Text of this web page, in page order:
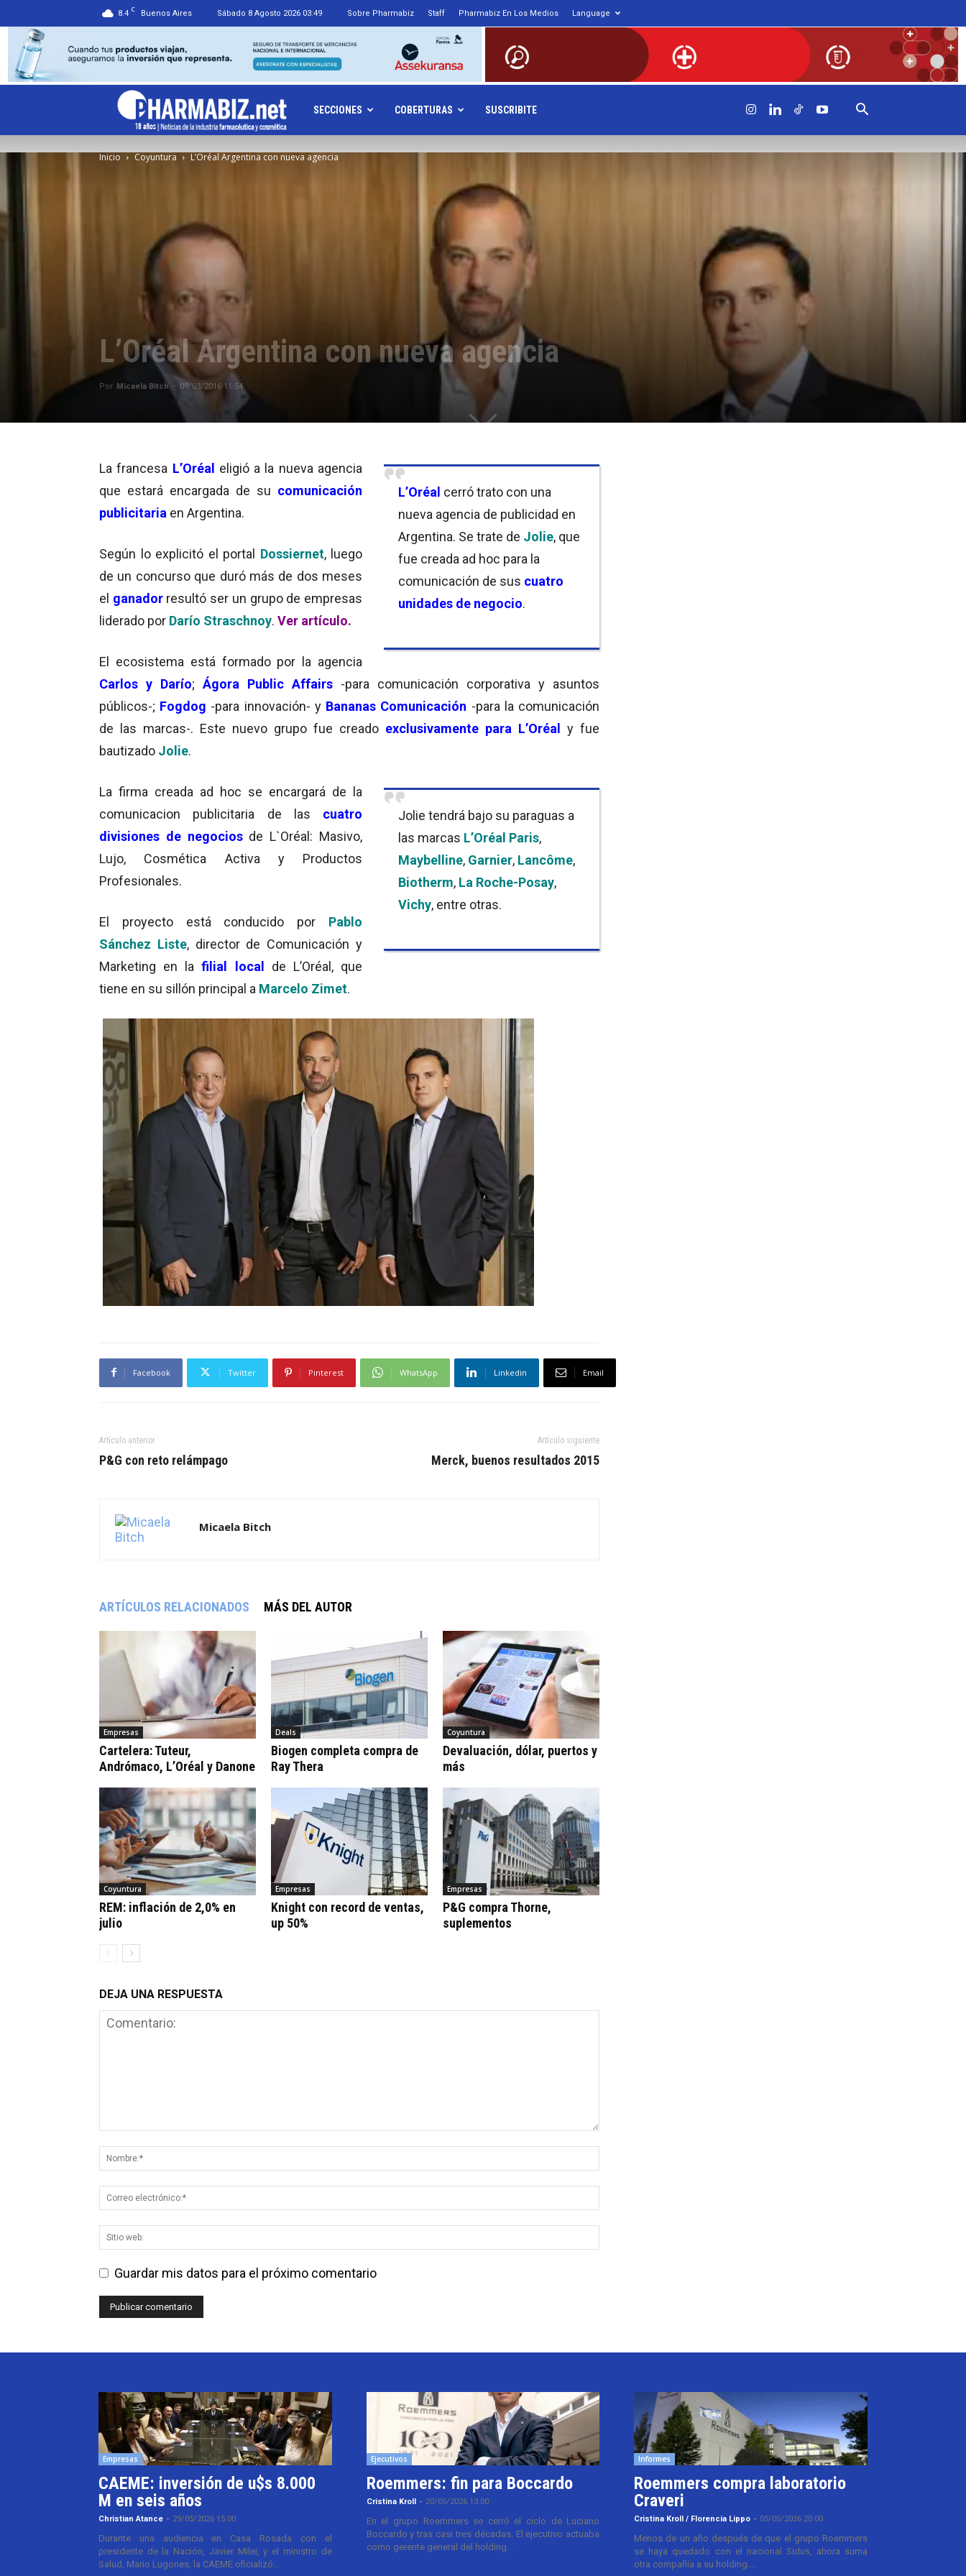
8.4 C Buenos Aires Sábado 8 Agosto 2026 03:49 Sobre Pharmabiz Staff Pharmabiz En Los Medios Language
Pharmabiz.NET
SECCIONES COBERTURAS SUSCRIBITE
Inicio Coyuntura L’Oréal Argentina con nueva agencia
L’Oréal Argentina con nueva agencia
Por Micaela Bitch - 09/03/2016 11:54
L’Oréal cerró trato con una
nueva agencia de publicidad en
Argentina. Se trate de Jolie, que
fue creada ad hoc para la
comunicación de sus cuatro
unidades de negocio.
La francesa L’Oréal eligió a la nueva agencia
que estará encargada de su comunicación
publicitaria en Argentina.
Según lo explicitó el portal Dossiernet, luego
de un concurso que duró más de dos meses
el ganadorresultó ser un grupo de empresas
liderado por Darío Straschnoy. Ver artículo.
El ecosistema está formado por la agencia
Carlos y Darío; Ágora Public Affairs -para comunicación corporativa y asuntos
públicos-; Fogdog -para innovación- y Bananas Comunicación -para la comunicación
de las marcas-. Este nuevo grupo fue creado exclusivamente para L’Oréal y fue
bautizado Jolie.
Jolie tendrá bajo su paraguas a
las marcas L’Oréal Paris,
Maybelline, Garnier, Lancôme,
Biotherm, La Roche-Posay,
Vichy, entre otras.
La firma creada ad hoc se encargará de la
comunicacion publicitaria de las cuatro
divisiones de negociosde L`Oréal: Masivo,
Lujo, Cosmética Activa y Productos
Profesionales.
El proyecto está conducido por Pablo
Sánchez Liste, director de Comunicación y
Marketing en lafilial local de L’Oréal, que
tiene en su sillón principal a Marcelo Zimet.
Facebook Twitter Pinterest WhatsApp Linkedin Email
Artículo anterior
P&G con reto relámpago
Artículo siguiente
Merck, buenos resultados 2015
Micaela Bitch
ARTÍCULOS RELACIONADOS MÁS DEL AUTOR
Empresas
Cartelera: Tuteur,
Andrómaco, L’Oréal y Danone
Deals
Biogen completa compra de
Ray Thera
Coyuntura
Devaluación, dólar, puertos y
más
Coyuntura
REM: inflación de 2,0% en
julio
Empresas
Knight con record de ventas,
up 50%
Empresas
P&G compra Thorne,
suplementos
DEJA UNA RESPUESTA
Guardar mis datos para el próximo comentario
Empresas
CAEME: inversión de u$s 8.000
M en seis años
Christian Atance - 29/05/2026 15:00
Durante una audiencia en Casa Rosada con el
presidente de la Nación, Javier Milei, y el ministro de
Salud, Mario Lugones, la CAEME oficializó...
Ejecutivos
Roemmers: fin para Boccardo
Cristina Kroll - 20/05/2026 13:00
En el grupo Roemmers se cerró el ciclo de Luciano
Boccardo y tras casi tres décadas. El ejecutivo actuaba
como gerente general del holding...
Informes
Roemmers compra laboratorio
Craveri
Cristina Kroll / Florencia Lippo - 05/05/2026 20:00
Menos de un año después de que el grupo Roemmers
se haya quedado con el nacional Sidus, ahora suma
otra compañía a su holding....